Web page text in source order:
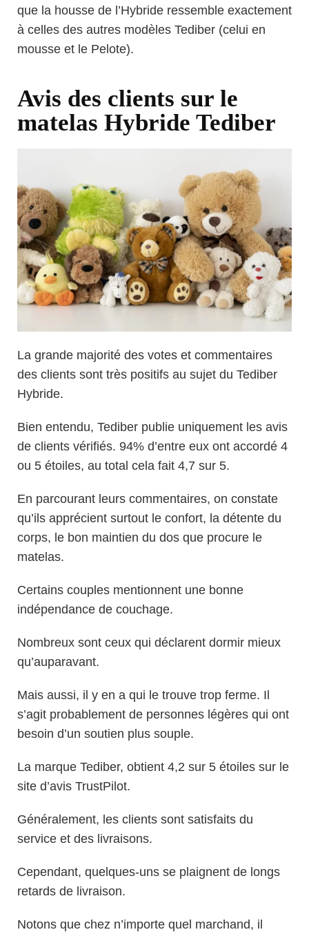
que la housse de l’Hybride ressemble exactement
à celles des autres modèles Tediber (celui en
mousse et le Pelote).
Avis des clients sur le
matelas Hybride Tediber
La grande majorité des votes et commentaires
des clients sont très positifs au sujet du Tediber
Hybride.
Bien entendu, Tediber publie uniquement les avis
de clients vérifiés. 94% d’entre eux ont accordé 4
ou 5 étoiles, au total cela fait 4,7 sur 5.
En parcourant leurs commentaires, on constate
qu’ils apprécient surtout le confort, la détente du
corps, le bon maintien du dos que procure le
matelas.
Certains couples mentionnent une bonne
indépendance de couchage.
Nombreux sont ceux qui déclarent dormir mieux
qu’auparavant.
Mais aussi, il y en a qui le trouve trop ferme. Il
s’agit probablement de personnes légères qui ont
besoin d’un soutien plus souple.
La marque Tediber, obtient 4,2 sur 5 étoiles sur le
site d’avis TrustPilot.
Généralement, les clients sont satisfaits du
service et des livraisons.
Cependant, quelques-uns se plaignent de longs
retards de livraison.
Notons que chez n’importe quel marchand, il